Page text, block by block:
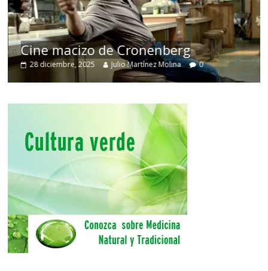
Cine macizo de Cronenberg
28 diciembre, 2025 Julio Martínez Molina 0